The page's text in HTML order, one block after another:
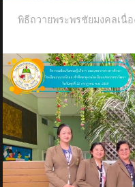
พิธีถวายพระพรชัยมงคลเนื่